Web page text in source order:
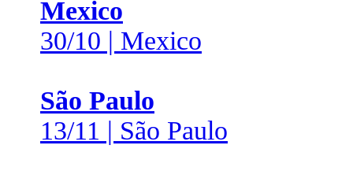
Mexico
30/10 | Mexico
São Paulo
13/11 | São Paulo